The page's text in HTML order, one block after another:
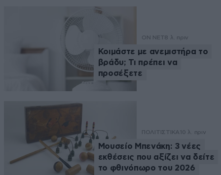
ON NET8 λ. πριν
Κοιμάστε με ανεμιστήρα το
βράδυ; Τι πρέπει να
προσέξετε
ΠΟΛΙΤΙΣΤΙΚΑ 10 λ. πριν
Μουσείο Μπενάκη: 3 νέες
εκθέσεις που αξίζει να δείτε
το φθινόπωρο του 2026